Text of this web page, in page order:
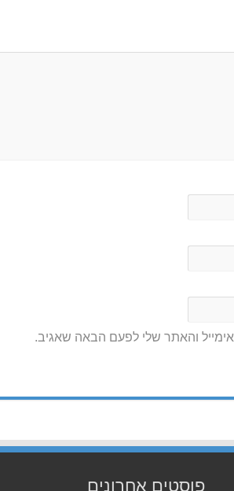
והאתר שלי לפעם הבאה שאגיב.
פוסטים אחרונים